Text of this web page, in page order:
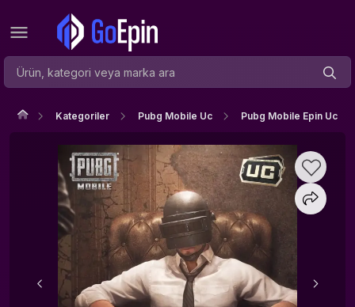
Kategoriler Pubg Mobile Uc Pubg Mobile Epin Uc